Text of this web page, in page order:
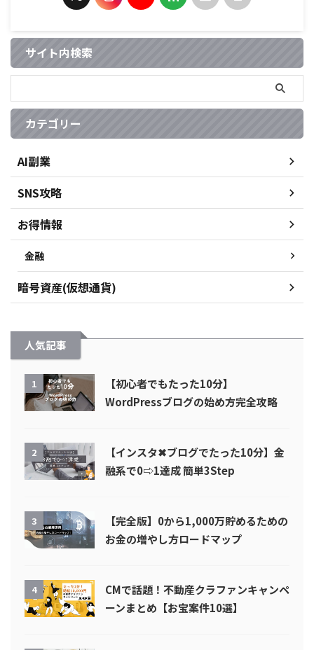
サイト内検索
カテゴリー
AI副業
SNS攻略
お得情報
金融
暗号資産(仮想通貨)
人気記事
1
【初心者でもたった10分】
WordPressブログの始め方完全攻略
2
【インスタ✖︎ブログでたった10分】金
融系で0⇨1達成 簡単3Step
3
【完全版】0から1,000万貯めるための
お金の増やし方ロードマップ
4
CMで話題！不動産クラファンキャンペ
ーンまとめ【お宝案件10選】